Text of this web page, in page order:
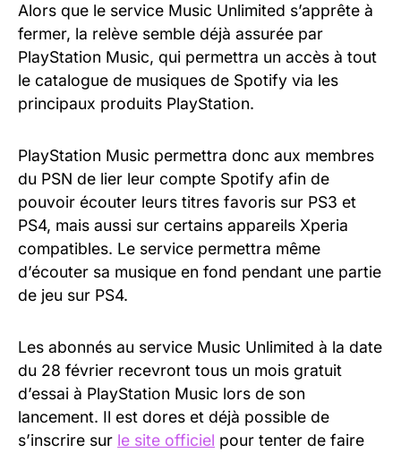
Alors que le service Music Unlimited s’apprête à
fermer, la relève semble déjà assurée par
PlayStation Music, qui permettra un accès à tout
le catalogue de musiques de Spotify via les
principaux produits PlayStation.
PlayStation Music permettra donc aux membres
du PSN de lier leur compte Spotify afin de
pouvoir écouter leurs titres favoris sur PS3 et
PS4, mais aussi sur certains appareils Xperia
compatibles. Le service permettra même
d’écouter sa musique en fond pendant une partie
de jeu sur PS4.
Les abonnés au service Music Unlimited à la date
du 28 février recevront tous un mois gratuit
d’essai à PlayStation Music lors de son
lancement. Il est dores et déjà possible de
s’inscrire sur le site officiel pour tenter de faire